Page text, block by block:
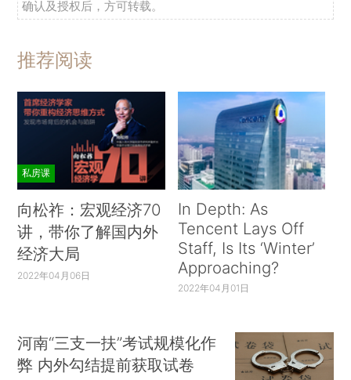
确认及授权后，方可转载。
推荐阅读
私房课
向松祚：宏观经济70
讲，带你了解国内外
经济大局
2022年04月06日
In Depth: As
Tencent Lays Off
Staff, Is Its ‘Winter’
Approaching?
2022年04月01日
河南“三支一扶”考试规模化作
弊 内外勾结提前获取试卷